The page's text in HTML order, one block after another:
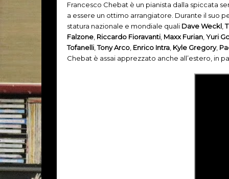
Francesco Chebat è un pianista dalla spiccata
a essere un ottimo arrangiatore. Durante il suo
statura nazionale e mondiale quali Dave Weckl
Falzone Riccardo Fioravanti Maxx Furian Yuri
Tofanelli Tony Arco Enrico Intra Kyle Gregory,
Chebat è assai apprezzato anche all’estero, in